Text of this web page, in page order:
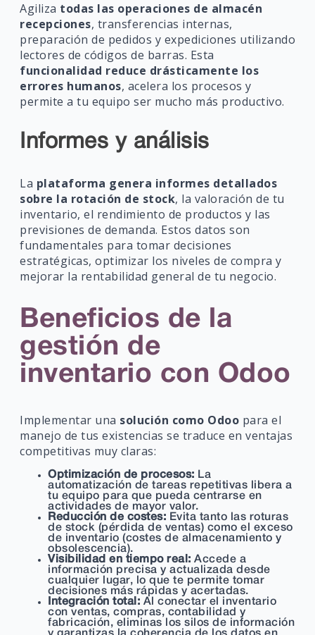
Agiliza todas las operaciones de almacén
recepciones, transferencias internas,
preparación de pedidos y expediciones utilizando
lectores de códigos de barras. Esta
funcionalidad reduce drásticamente los
errores humanos, acelera los procesos y
permite a tu equipo ser mucho más productivo.
Informes y análisis
La plataforma genera informes detallados
sobre la rotación de stock, la valoración de tu
inventario, el rendimiento de productos y las
previsiones de demanda. Estos datos son
fundamentales para tomar decisiones
estratégicas, optimizar los niveles de compra y
mejorar la rentabilidad general de tu negocio.
Beneficios de la
gestión de
inventario con Odoo
Implementar una solución como Odoo para el
manejo de tus existencias se traduce en ventajas
competitivas muy claras:
Optimización de procesos: La
automatización de tareas repetitivas libera a
tu equipo para que pueda centrarse en
actividades de mayor valor.
Reducción de costes: Evita tanto las roturas
de stock (pérdida de ventas) como el exceso
de inventario (costes de almacenamiento y
obsolescencia).
Visibilidad en tiempo real: Accede a
información precisa y actualizada desde
cualquier lugar, lo que te permite tomar
decisiones más rápidas y acertadas.
Integración total: Al conectar el inventario
con ventas, compras, contabilidad y
fabricación, eliminas los silos de información